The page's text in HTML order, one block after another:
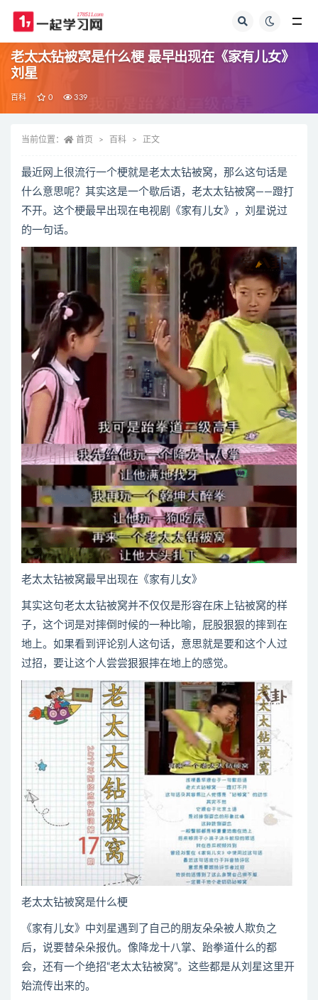
老太太钻被窝是什么梗 最早出现在《家有儿女》
刘星
百科 0 339
当前位置： 首页 百科 正文
最近网上很流行一个梗就是老太太钻被窝，那么这句话是
什么意思呢？其实这是一个歇后语，老太太钻被窝——蹬打
不开。这个梗最早出现在电视剧《家有儿女》，刘星说过
的一句话。
老太太钻被窝最早出现在《家有儿女》
其实这句老太太钻被窝并不仅仅是形容在床上钻被窝的样
子，这个词是对摔倒时候的一种比喻，屁股狠狠的摔到在
地上。如果看到评论别人这句话，意思就是要和这个人过
过招，要让这个人尝尝狠狠摔在地上的感觉。
老太太钻被窝是什么梗
《家有儿女》中刘星遇到了自己的朋友朵朵被人欺负之
后，说要替朵朵报仇。像降龙十八掌、跆拳道什么的都
会，还有一个绝招“老太太钻被窝”。这些都是从刘星这里开
始流传出来的。